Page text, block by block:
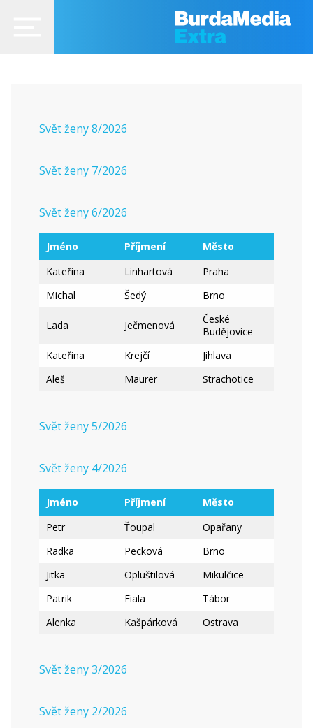
Svět ženy 8/2026
Svět ženy 7/2026
Svět ženy 6/2026
Jméno Příjmení
Město
Kateřina
Linhartová
Praha
Michal
Šedý Brno
Lada Ječmenová
České
Budějovice
Kateřina
Krejčí
Jihlava
Aleš
Maurer Strachotice
Svět ženy 5/2026
Svět ženy 4/2026
Jméno Příjmení
Město
Petr
Ťoupal
Opařany
Radka
Pecková
Brno
Jitka
Opluštilová
Mikulčice
Patrik
Fiala
Tábor
Alenka
Kašpárková Ostrava
Svět ženy 3/2026
Svět ženy 2/2026